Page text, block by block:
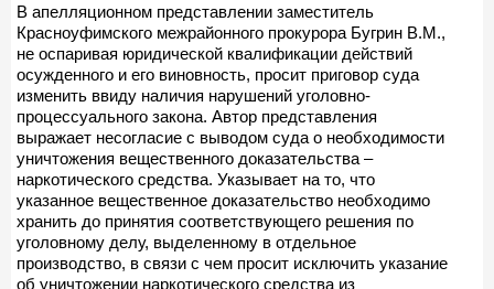
В апелляционном представлении заместитель
Красноуфимского межрайонного прокурора Бугрин В.М.,
не оспаривая юридической квалификации действий
осужденного и его виновность, просит приговор суда
изменить ввиду наличия нарушений уголовно-
процессуального закона. Автор представления
выражает несогласие с выводом суда о необходимости
уничтожения вещественного доказательства –
наркотического средства. Указывает на то, что
указанное вещественное доказательство необходимо
хранить до принятия соответствующего решения по
уголовному делу, выделенному в отдельное
производство, в связи с чем просит исключить указание
об уничтожении наркотического средства из